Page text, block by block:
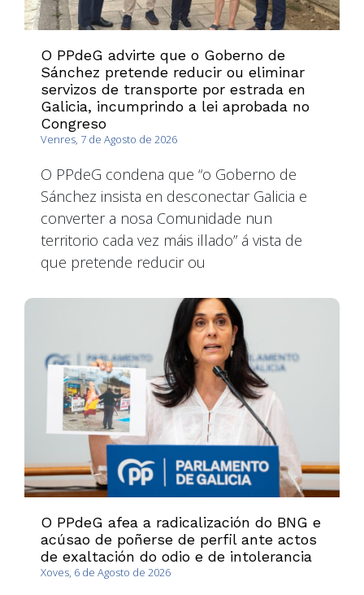
O PPdeG advirte que o Goberno de
Sánchez pretende reducir ou eliminar
servizos de transporte por estrada en
Galicia, incumprindo a lei aprobada no
Congreso
Venres, 7 de Agosto de 2026
O PPdeG condena que “o Goberno de
Sánchez insista en desconectar Galicia e
converter a nosa Comunidade nun
territorio cada vez máis illado” á vista de
que pretende reducir ou
O PPdeG afea a radicalización do BNG e
acúsao de poñerse de perfil ante actos
de exaltación do odio e de intolerancia
Xoves, 6 de Agosto de 2026